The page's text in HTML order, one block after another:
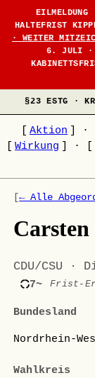
EILMELDUNG
HALTEFRIST
· WEITER
6. JULI ·
§23 ESTG ·
Aktion ·
Wirkung ·
[← Alle
CDU/CSU ·
7~ Frist-
Bundesland
Nordrhein-
Wahlkreis